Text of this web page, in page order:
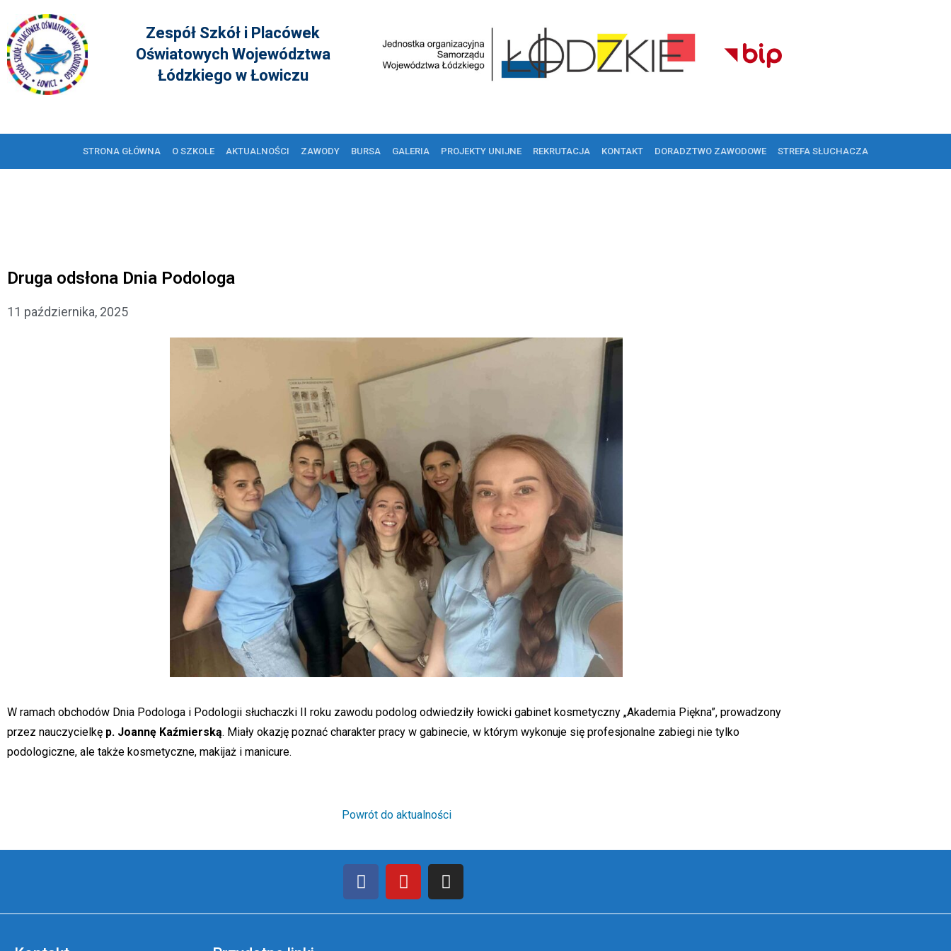
Zespół Szkół i Placówek
Oświatowych Województwa
Łódzkiego w Łowiczu
STRONA GŁÓWNA O SZKOLE AKTUALNOŚCI ZAWODY BURSA GALERIA PROJEKTY UNIJNE REKRUTACJA KONTAKT DORADZTWO ZAWODOWE STREFA SŁUCHACZA
Druga odsłona Dnia Podologa
11 października, 2025
W ramach obchodów Dnia Podologa i Podologii słuchaczki II roku zawodu podolog odwiedziły łowicki gabinet kosmetyczny „Akademia Piękna”, prowadzony
przez nauczycielkę p. Joannę Kaźmierską. Miały okazję poznać charakter pracy w gabinecie, w którym wykonuje się profesjonalne zabiegi nie tylko
podologiczne, ale także kosmetyczne, makijaż i manicure.
Powrót do aktualności